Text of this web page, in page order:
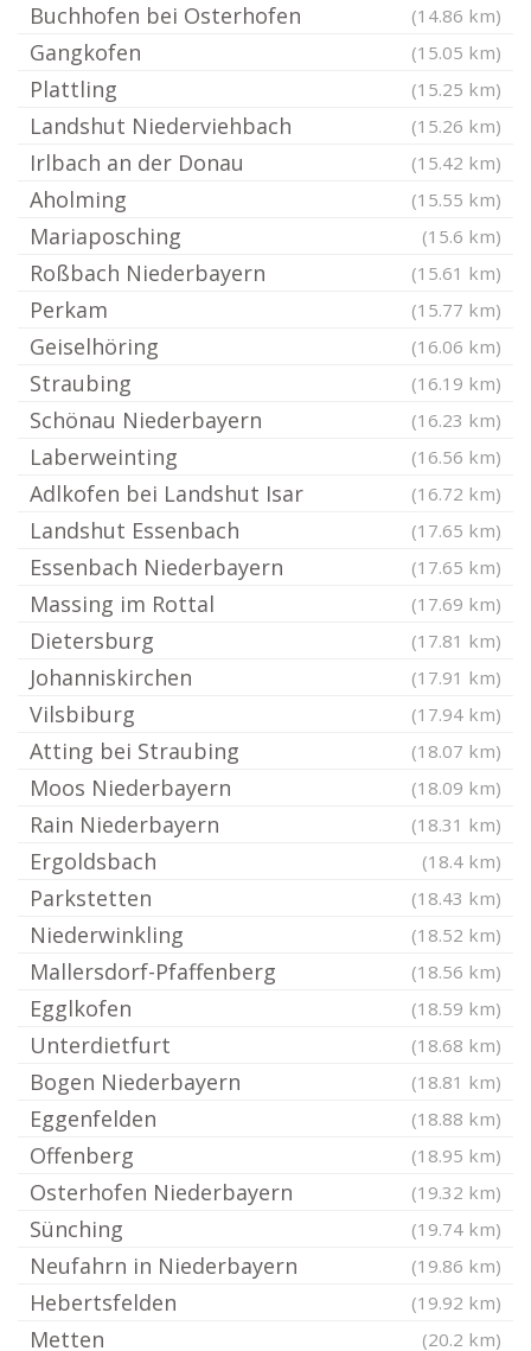
Buchhofen bei Osterhofen (14.86 km)
Gangkofen (15.05 km)
Plattling (15.25 km)
Landshut Niederviehbach (15.26 km)
Irlbach an der Donau (15.42 km)
Aholming (15.55 km)
Mariaposching (15.6 km)
Roßbach Niederbayern (15.61 km)
Perkam (15.77 km)
Geiselhöring (16.06 km)
Straubing (16.19 km)
Schönau Niederbayern (16.23 km)
Laberweinting (16.56 km)
Adlkofen bei Landshut Isar (16.72 km)
Landshut Essenbach (17.65 km)
Essenbach Niederbayern (17.65 km)
Massing im Rottal (17.69 km)
Dietersburg (17.81 km)
Johanniskirchen (17.91 km)
Vilsbiburg (17.94 km)
Atting bei Straubing (18.07 km)
Moos Niederbayern (18.09 km)
Rain Niederbayern (18.31 km)
Ergoldsbach (18.4 km)
Parkstetten (18.43 km)
Niederwinkling (18.52 km)
Mallersdorf-Pfaffenberg (18.56 km)
Egglkofen (18.59 km)
Unterdietfurt (18.68 km)
Bogen Niederbayern (18.81 km)
Eggenfelden (18.88 km)
Offenberg (18.95 km)
Osterhofen Niederbayern (19.32 km)
Sünching (19.74 km)
Neufahrn in Niederbayern (19.86 km)
Hebertsfelden (19.92 km)
Metten (20.2 km)